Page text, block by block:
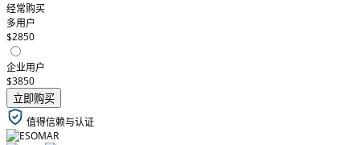
经常购买
多用户
$2850
企业用户
$3850
立即购买
值得信赖与认证